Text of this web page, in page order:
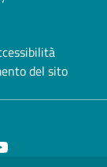
del sito